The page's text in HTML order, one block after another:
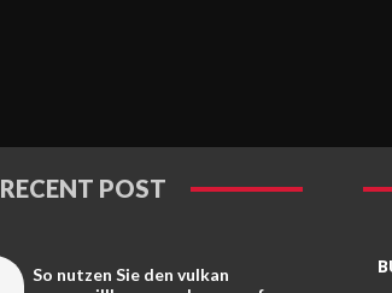
RECENT POST
So nutzen Sie den vulkan